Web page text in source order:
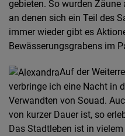
gebieten. So wurden
an denen sich ein Teil des
immer wieder gibt es
Bewässerungsgrabens im
Auf der
verbringe ich eine Nacht in
Verwandten von Souad.
von kurzer Dauer ist, so
Das Stadtleben ist in